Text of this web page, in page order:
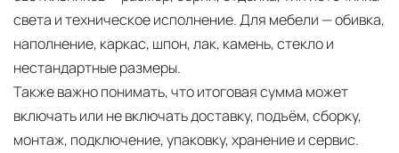
света и техническое исполнение. Для мебели — обивка,
наполнение, каркас, шпон, лак, камень, стекло и
нестандартные размеры.
Также важно понимать, что итоговая сумма может
включать или не включать доставку, подъём, сборку,
монтаж, подключение, упаковку, хранение и сервис.